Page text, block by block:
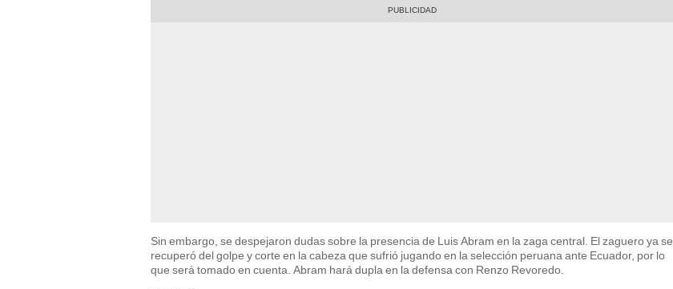
Sin embargo, se despejaron dudas sobre la presencia de Luis Abram en la zaga central. El zaguero ya se
recuperó del golpe y corte en la cabeza que sufrió jugando en la selección peruana ante Ecuador, por lo
que será tomado en cuenta. Abram hará dupla en la defensa con Renzo Revoredo.